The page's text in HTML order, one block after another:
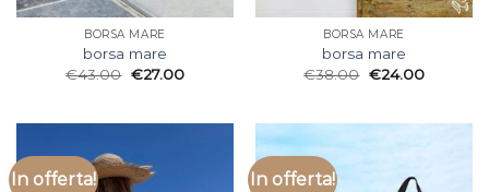
BORSA MARE
borsa mare
€43.00 €27.00
BORSA MARE
borsa mare
€38.00 €24.00
In offerta! In offerta!